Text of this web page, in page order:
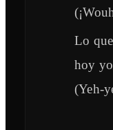
Lo
hoy
(Yeh-